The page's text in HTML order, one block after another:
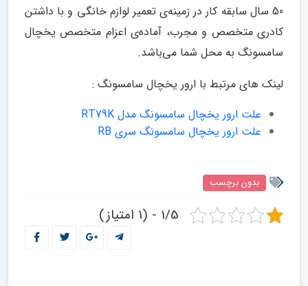
50 سال سابقه کار در زمینه‌ی تعمیر لوازم خانگی و با داشتن
کادری متخصص و مجرب، آماده‌ی اعزام متخصص یخچال
سامسونگ به محل شما می‌باشد.
لینک های مرتبط با ارور یخچال سامسونگ :
علت ارور یخچال سامسونگ مدل RT79K
علت ارور یخچال سامسونگ سری RB
بدون برچسب
1/5 - (1 امتیاز)